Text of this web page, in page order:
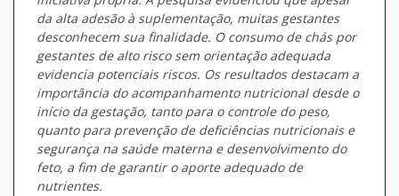
da alta adesão à suplementação, muitas gestantes
desconhecem sua finalidade. O consumo de chás por
gestantes de alto risco sem orientação adequada
evidencia potenciais riscos. Os resultados destacam a
importância do acompanhamento nutricional desde o
início da gestação, tanto para o controle do peso,
quanto para prevenção de deficiências nutricionais e
segurança na saúde materna e desenvolvimento do
feto, a fim de garantir o aporte adequado de
nutrientes.